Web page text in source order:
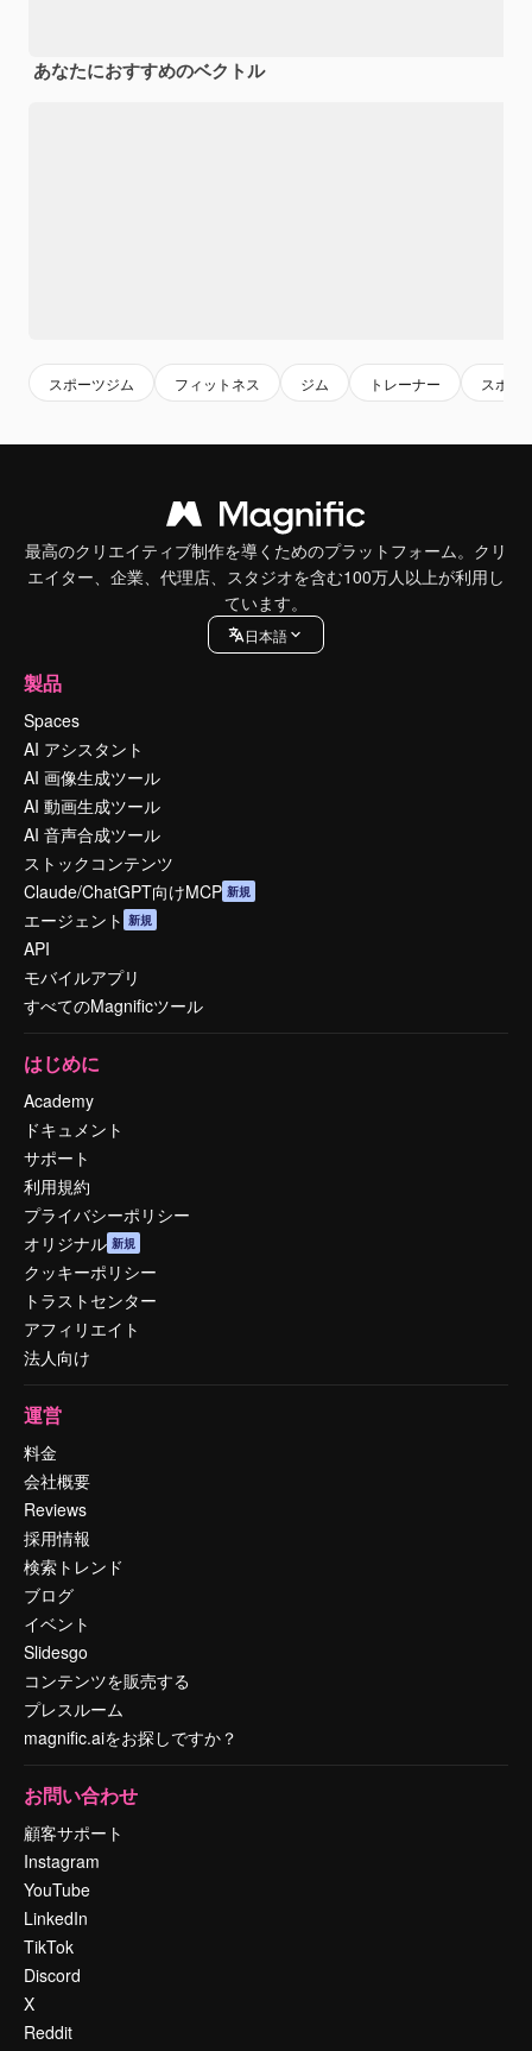
あなたにおすすめのベクトル
スポーツジム フィットネス ジム トレーナー スポー
最高のクリエイティブ制作を導くためのプラットフォーム。クリ
エイター、企業、代理店、スタジオを含む100万人以上が利用し
ています。
日本語
製品
Spaces
AI アシスタント
AI 画像生成ツール
AI 動画生成ツール
AI 音声合成ツール
ストックコンテンツ
Claude/ChatGPT向けMCP 新規
エージェント 新規
API
モバイルアプリ
すべてのMagnificツール
はじめに
Academy
ドキュメント
サポート
利用規約
プライバシーポリシー
オリジナル 新規
クッキーポリシー
トラストセンター
アフィリエイト
法人向け
運営
料金
会社概要
Reviews
採用情報
検索トレンド
ブログ
イベント
Slidesgo
コンテンツを販売する
プレスルーム
magnific.aiをお探しですか？
お問い合わせ
顧客サポート
Instagram
YouTube
LinkedIn
TikTok
Discord
X
Reddit